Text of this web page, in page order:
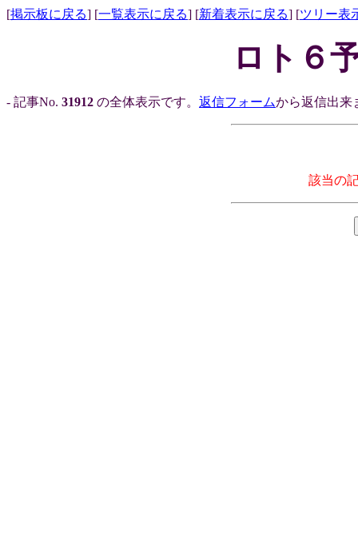
[掲示板に戻る] [一覧表示に戻る] [新着表示に戻る] [ツリー表
ロト６
- 記事No. 31912 の全体表示です。 返信フォームから返信出来
該当の